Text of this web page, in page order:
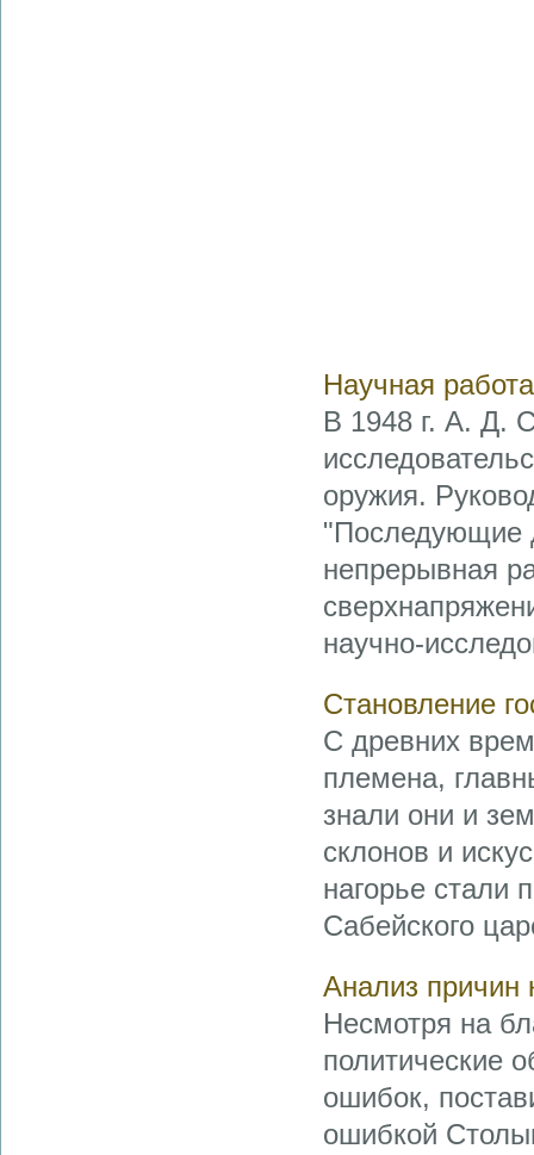
Научная
В 1948 г. А. Д.
оружия.
"Последующие
непрерывная
научно-
Становление
С древних
племена,
знали они и
склонов и
нагорье стали
Сабейского
Анализ причин
Несмотря на
политические
ошибок,
ошибкой